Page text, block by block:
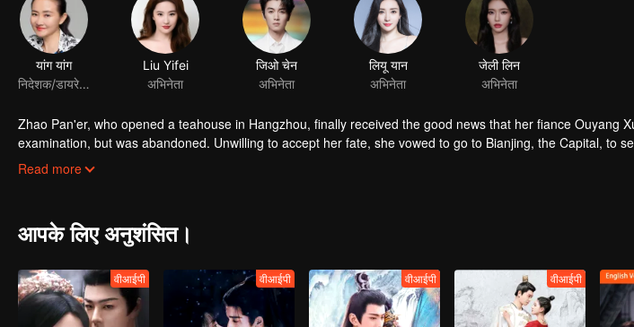
यांग यांग
निदेशक/डायरेक्टर
Liu Yifei
अभिनेता
जिओ चेन
अभिनेता
लियू यान
अभिनेता
जेली लिन
अभिनेता
Zhao Pan'er, who opened a teahouse in Hangzhou, finally received the good news that her fiance Ouyang
examination, but was abandoned. Unwilling to accept her fate, she vowed to go to Bianjing, the Capital, to
to rush to rescue her good sister, Song Yinzhang, who was cheated on marriage and was abused. At the
to make a fortune. After experiencing difficulties and various tribulations, the three sisters finally managed
restaurant in Bianjing. After an arduous struggle, Zhao Pan'er gained more insights, and also erased her
Read more
आपके लिए अनुशंसित।
वीआईपी वीआईपी वीआईपी वीआईपी